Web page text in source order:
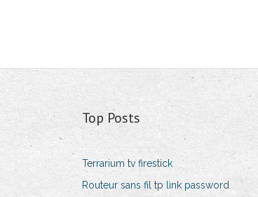
Top Posts
Terrarium tv firestick
Routeur sans fil tp link password